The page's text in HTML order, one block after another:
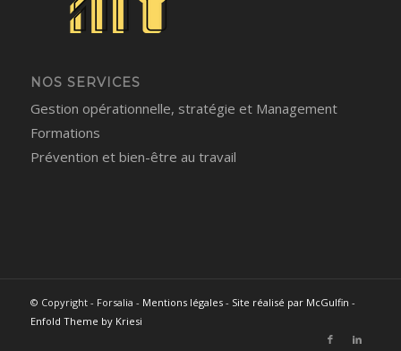
NOS SERVICES
Gestion opérationnelle, stratégie et Management
Formations
Prévention et bien-être au travail
© Copyright - Forsalia - Mentions légales- Site réalisé par McGulfin -
Enfold Theme by Kriesi